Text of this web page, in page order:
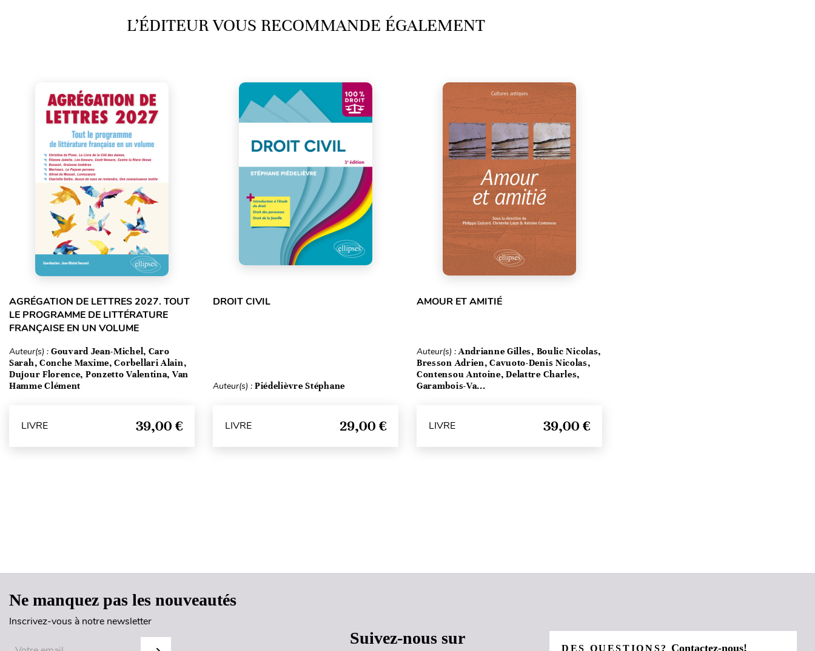
L’ÉDITEUR VOUS RECOMMANDE ÉGALEMENT
AGRÉGATION DE LETTRES 2027. TOUT
LE PROGRAMME DE LITTÉRATURE
FRANÇAISE EN UN VOLUME
Auteur(s) : Gouvard Jean-Michel, Caro
Sarah, Conche Maxime, Corbellari Alain,
Dujour Florence, Ponzetto Valentina, Van
Hamme Clément
LIVRE 39,00 €
DROIT CIVIL
Auteur(s) : Piédelièvre Stéphane
LIVRE 29,00 €
AMOUR ET AMITIÉ
Auteur(s) :Andrianne Gilles, Boulic Nicolas,
Bresson Adrien, Cavuoto-Denis Nicolas,
Contensou Antoine, Delattre Charles,
Garambois-Va...
LIVRE 39,00 €
Ne manquez pas les nouveautés
Inscrivez-vous à notre newsletter
Suivez-nous sur
DES QUESTIONS?Contactez-nous!